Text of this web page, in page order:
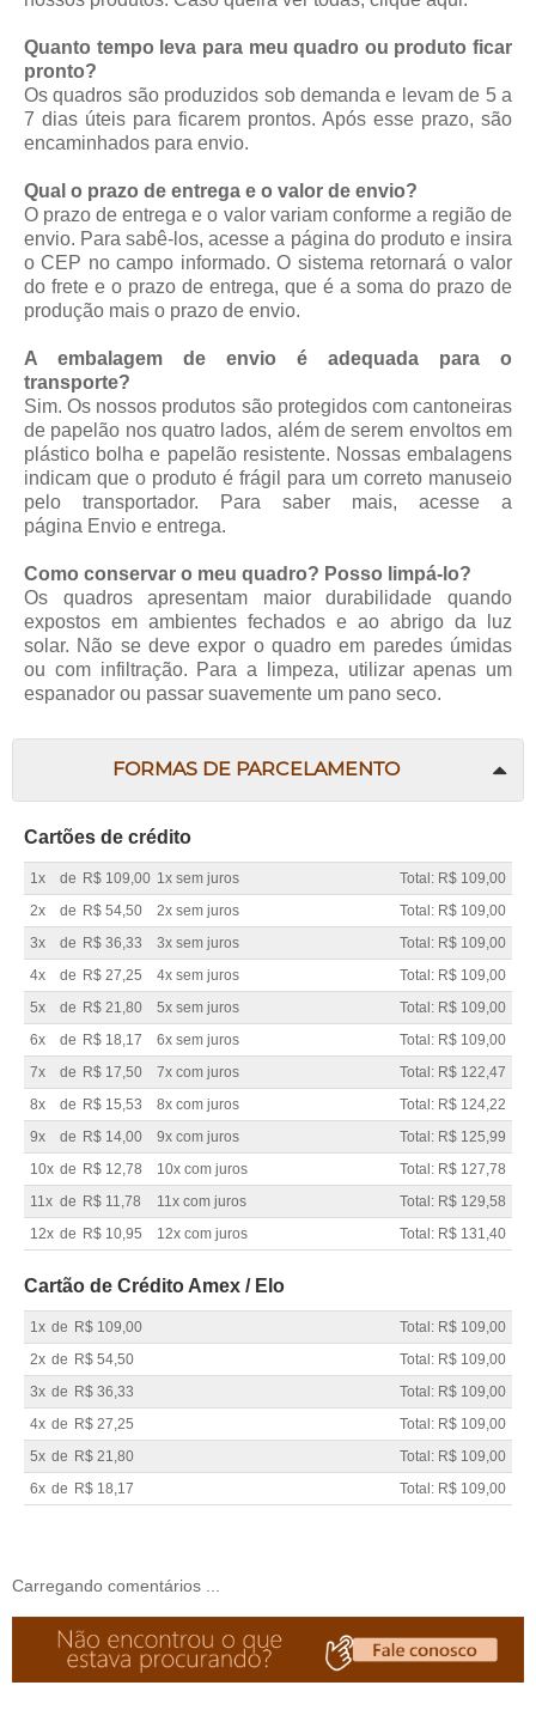
Quanto tempo leva para meu quadro ou produto ficar
pronto?
Os quadros são produzidos sob demanda e levam de 5 a
7 dias úteis para ficarem prontos. Após esse prazo, são
encaminhados para envio.
Qual o prazo de entrega e o valor de envio?
O prazo de entrega e o valor variam conforme a região de
envio. Para sabê-los, acesse a página do produto e insira
o CEP no campo informado. O sistema retornará o valor
do frete e o prazo de entrega, que é a soma do prazo de
produção mais o prazo de envio.
A embalagem de envio é adequada para o
transporte?
Sim. Os nossos produtos são protegidos com cantoneiras
de papelão nos quatro lados, além de serem envoltos em
plástico bolha e papelão resistente. Nossas embalagens
indicam que o produto é frágil para um correto manuseio
pelo transportador. Para saber mais, acesse a
página Envio e entrega.
Como conservar o meu quadro? Posso limpá-lo?
Os quadros apresentam maior durabilidade quando
expostos em ambientes fechados e ao abrigo da luz
solar. Não se deve expor o quadro em paredes úmidas
ou com infiltração. Para a limpeza, utilizar apenas um
espanador ou passar suavemente um pano seco.
FORMAS DE PARCELAMENTO
Cartões de crédito
1x de R$ 109,00 1x sem juros
Total: R$ 109,00
2x
de R$ 54,50 2x sem juros
Total: R$ 109,00
3x
de R$ 36,33 3x sem juros
Total: R$ 109,00
4x
de R$ 27,25 4x sem juros
Total: R$ 109,00
5x
de R$ 21,80 5x sem juros
Total: R$ 109,00
6x
de R$ 18,17 6x sem juros
Total: R$ 109,00
7x
de R$ 17,50 7x com juros
Total: R$ 122,47
8x
de R$ 15,53 8x com juros
Total: R$ 124,22
9x
de R$ 14,00 9x com juros
Total: R$ 125,99
10x de R$ 12,78 10x com juros
Total: R$ 127,78
11x de R$ 11,78 11x com juros
Total: R$ 129,58
12x de R$ 10,95 12x com juros Total: R$ 131,40
Cartão de Crédito Amex / Elo
1x de R$ 109,00
Total: R$ 109,00
2x de R$ 54,50
Total: R$ 109,00
3x de R$ 36,33
Total: R$ 109,00
4x de R$ 27,25
Total: R$ 109,00
5x de R$ 21,80
Total: R$ 109,00
6x de R$ 18,17 Total: R$ 109,00
Carregando comentários ...